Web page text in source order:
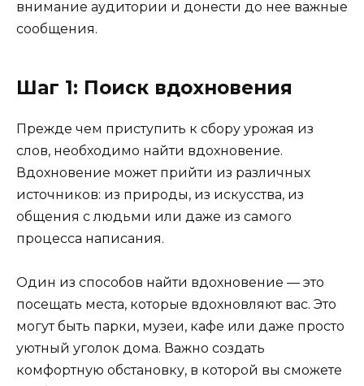
внимание аудитории и донести до нее важные
сообщения.
Шаг 1: Поиск вдохновения
Прежде чем приступить к сбору урожая из
слов, необходимо найти вдохновение.
Вдохновение может прийти из различных
источников: из природы, из искусства, из
общения с людьми или даже из самого
процесса написания.
Один из способов найти вдохновение — это
посещать места, которые вдохновляют вас. Это
могут быть парки, музеи, кафе или даже просто
уютный уголок дома. Важно создать
комфортную обстановку, в которой вы сможете